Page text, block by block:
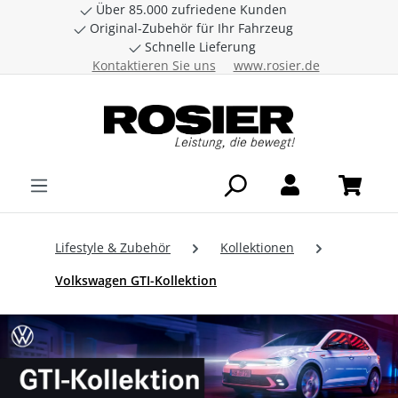
Zum Hauptinhalt springen
Über 85.000 zufriedene Kunden
Original-Zubehör für Ihr Fahrzeug
Schnelle Lieferung
Kontaktieren Sie uns
www.rosier.de
Lifestyle & Zubehör
Kollektionen
Volkswagen GTI-Kollektion